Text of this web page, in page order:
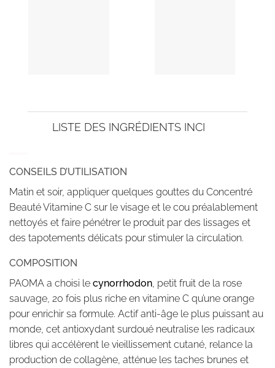
LISTE DES INGRÉDIENTS INCI
CONSEILS D’UTILISATION
Matin et soir, appliquer quelques gouttes du Concentré
Beauté Vitamine C sur le visage et le cou préalablement
nettoyés et faire pénétrer le produit par des lissages et
des tapotements délicats pour stimuler la circulation.
COMPOSITION
PAOMA a choisi le cynorrhodon petit fruit de la rose
sauvage, 20 fois plus riche en vitamine C qu’une orange
pour enrichir sa formule. Actif anti-âge le plus puissant au
monde, cet antioxydant surdoué neutralise les radicaux
libres qui accélèrent le vieillissement cutané, relance la
production de collagène, atténue les taches brunes et